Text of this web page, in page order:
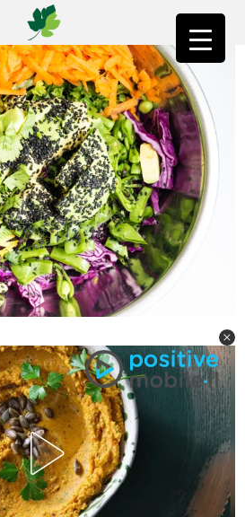
ראשי»רק מתכונים סלט כרוב סגול ואפונת שלג